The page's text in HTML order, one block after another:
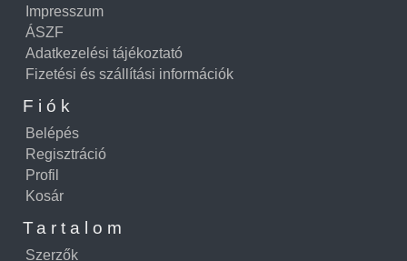
Impresszum
ÁSZF
Adatkezelési tájékoztató
Fizetési és szállítási információk
Fiók
Belépés
Regisztráció
Profil
Kosár
Tartalom
Szerzők